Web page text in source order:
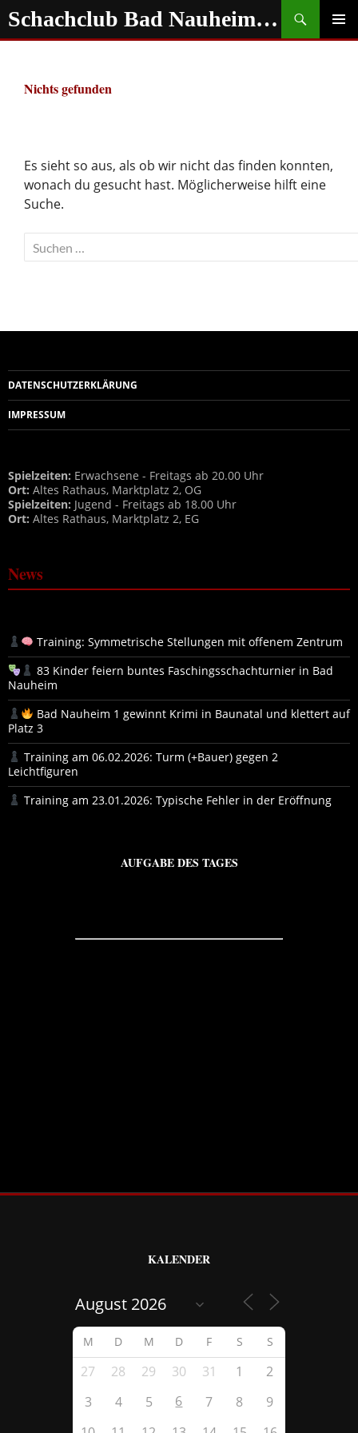
Zum
Inhalt
Schachclub Bad Nauheim e.V.
Suchen
Nichts gefunden
Es sieht so aus, als ob wir nicht das finden konnten,
wonach du gesucht hast. Möglicherweise hilft eine
Suche.
Suchen
nach:
DATENSCHUTZERKLÄRUNG
IMPRESSUM
Spielzeiten: Erwachsene - Freitags ab 20.00 Uhr
Ort: Altes Rathaus, Marktplatz 2, OG
Spielzeiten: Jugend - Freitags ab 18.00 Uhr
Ort: Altes Rathaus, Marktplatz 2, EG
News
Training: Symmetrische Stellungen mit offenem Zentrum
83 Kinder feiern buntes Faschingsschachturnier in Bad
Nauheim
Bad Nauheim 1 gewinnt Krimi in Baunatal und klettert auf
Platz 3
Training am 06.02.2026: Turm (+Bauer) gegen 2
Leichtfiguren
Training am 23.01.2026: Typische Fehler in der Eröffnung
AUFGABE DES TAGES
KALENDER
M D M D F S S
27 28 29 30 31 1
2
3
4 5 6 7 8
9